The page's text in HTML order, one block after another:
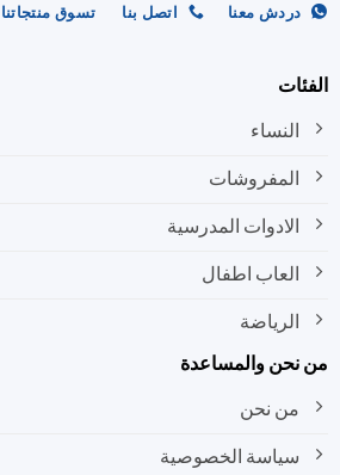
دردش معنا اتصل بنا تسوق منتجاتنا
الفئات
النساء
المفروشات
الادوات المدرسية
العاب اطفال
الرياضة
من نحن والمساعدة
من نحن
سياسة الخصوصية